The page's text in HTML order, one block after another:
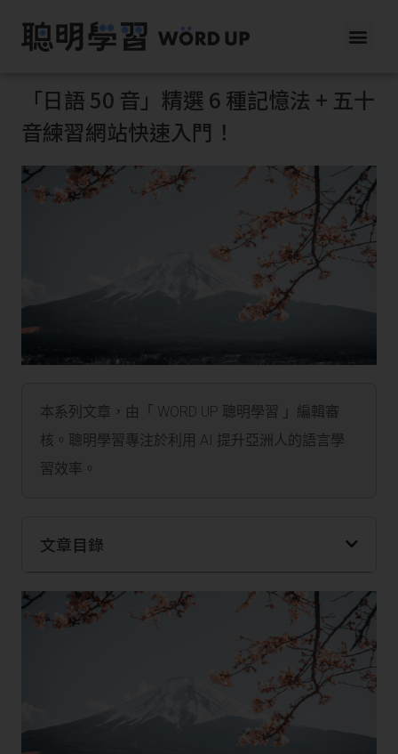
「日語 50 音」精選 6 種記憶法 + 五十
音練習網站快速入門！
本系列文章，由「 WORD UP 聰明學習 」編輯審
核。聰明學習專注於利用 AI 提升亞洲人的語言學
習效率。
文章目錄